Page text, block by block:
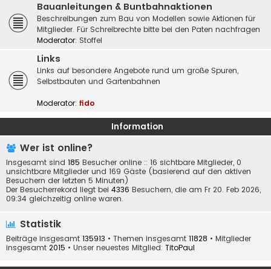
Bauanleitungen & Buntbahnaktionen
Beschreibungen zum Bau von Modellen sowie Aktionen für
Mitglieder. Für Schreibrechte bitte bei den Paten nachfragen
Moderator: Stoffel
Links
Links auf besondere Angebote rund um große Spuren,
Selbstbauten und Gartenbahnen
Moderator: fido
Information
Wer ist online?
Insgesamt sind 185 Besucher online :: 16 sichtbare Mitglieder, 0
unsichtbare Mitglieder und 169 Gäste (basierend auf den aktiven
Besuchern der letzten 5 Minuten)
Der Besucherrekord liegt bei 4336 Besuchern, die am Fr 20. Feb 2026,
09:34 gleichzeitig online waren.
Statistik
Beiträge insgesamt 135913 • Themen insgesamt 11828 • Mitglieder
insgesamt 2015 • Unser neuestes Mitglied: TitoPaul